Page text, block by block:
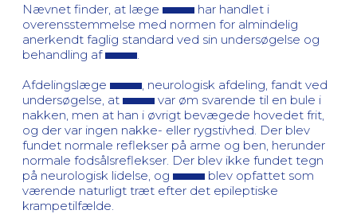
Nævnet finder, at læge
har handlet i
overensstemmelse med normen for almindelig
anerkendt faglig standard ved sin undersøgelse og
behandling af
Afdelingslæge
, neurologisk afdeling, fandt ved
undersøgelse, at
var øm svarende til en bule i
nakken, men at han i øvrigt bevægede hovedet frit,
og der var ingen nakke- eller rygstivhed. Der blev
fundet normale reflekser på arme og ben, herunder
normale fodsålsreflekser. Der blev ikke fundet tegn
på neurologisk lidelse, og
blev opfattet som
værende naturligt træt efter det epileptiske
krampetilfælde.